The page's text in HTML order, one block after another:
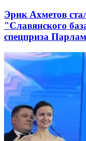
Эрик Ахметов
"Славянского
спецприза